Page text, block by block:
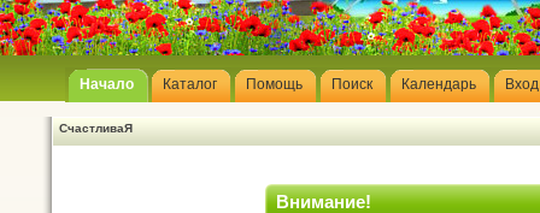
Начало Каталог Помощь Поиск Календарь Вход
СчастливаЯ
Внимание!